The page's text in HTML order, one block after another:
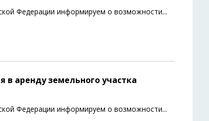
Федерации информируем о возможности...
аренду земельного участка
Федерации информируем о возможности...